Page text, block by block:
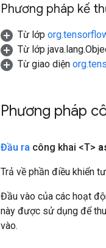
Phương pháp kế
Từ lớp
Từ lớp
Từ giao diện
Phương pháp
Đầu ra công khai <T>
Trả về phần điều khiển
Đầu vào của các hoạt
này được sử dụng để
vào.